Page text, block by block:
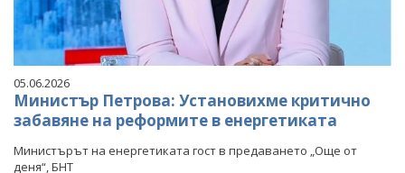
05.06.2026
Министър Петрова: Установихме критично
забавяне на реформите в енергетиката
Министърът на енергетиката гост в предаването „Още от
деня“, БНТ